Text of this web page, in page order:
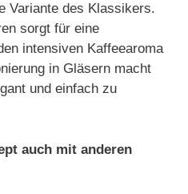
Variante des Klassikers.
sorgt für eine
intensiven Kaffeearoma
in Gläsern macht
und einfach zu
auch mit anderen